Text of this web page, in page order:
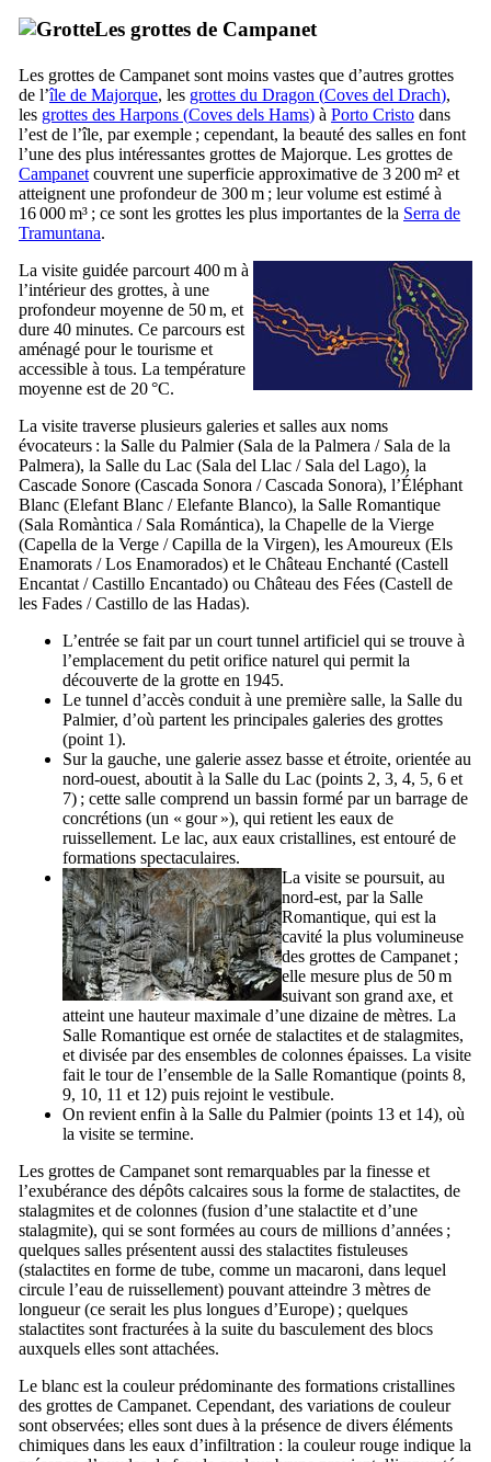
Les grottes de Campanet
Les grottes de Campanet sont moins vastes que d’autres grottes
de l’île de Majorque, les grottes du Dragon (Coves del Drach),
les grottes des Harpons (Coves dels Hams) à Porto Cristo dans
l’est de l’île, par exemple ; cependant, la beauté des salles en font
l’une des plus intéressantes grottes de Majorque. Les grottes de
Campanet couvrent une superficie approximative de 3 200 m² et
atteignent une profondeur de 300 m ; leur volume est estimé à
16 000 m³ ; ce sont les grottes les plus importantes de la Serra de
Tramuntana.
La visite guidée parcourt 400 m à
l’intérieur des grottes, à une
profondeur moyenne de 50 m, et
dure 40 minutes. Ce parcours est
aménagé pour le tourisme et
accessible à tous. La température
moyenne est de 20 °C.
La visite traverse plusieurs galeries et salles aux noms
évocateurs : la Salle du Palmier (Sala de la Palmera / Sala de la
Palmera), la Salle du Lac (Sala del Llac / Sala del Lago), la
Cascade Sonore (Cascada Sonora /Cascada Sonora), l’Éléphant
Blanc (Elefant Blanc /Elefante Blanco), la Salle Romantique
(Sala Romàntica / Sala Romántica), la Chapelle de la Vierge
(Capella de la Verge /Capilla de la Virgen), les Amoureux (Els
Enamorats /Los Enamorados) et le Château Enchanté (Castell
Encantat /Castillo Encantado) ou Château des Fées (Castell de
les Fades /Castillo de las Hadas).
L’entrée se fait par un court tunnel artificiel qui se trouve à
l’emplacement du petit orifice naturel qui permit la
découverte de la grotte en 1945.
Le tunnel d’accès conduit à une première salle, la Salle du
Palmier, d’où partent les principales galeries des grottes
(point 1).
Sur la gauche, une galerie assez basse et étroite, orientée au
nord-ouest, aboutit à la Salle du Lac (points 2, 3, 4, 5, 6 et
7) ; cette salle comprend un bassin formé par un barrage de
concrétions (un « gour »), qui retient les eaux de
ruissellement. Le lac, aux eaux cristallines, est entouré de
formations spectaculaires.
La visite se poursuit, au
nord-est, par la Salle
Romantique, qui est la
cavité la plus volumineuse
des grottes de Campanet ;
elle mesure plus de 50 m
suivant son grand axe, et
atteint une hauteur maximale d’une dizaine de mètres. La
Salle Romantique est ornée de stalactites et de stalagmites,
et divisée par des ensembles de colonnes épaisses. La visite
fait le tour de l’ensemble de la Salle Romantique (points 8,
9, 10, 11 et 12) puis rejoint le vestibule.
On revient enfin à la Salle du Palmier (points 13 et 14), où
la visite se termine.
Les grottes de Campanet sont remarquables par la finesse et
l’exubérance des dépôts calcaires sous la forme de stalactites, de
stalagmites et de colonnes (fusion d’une stalactite et d’une
stalagmite), qui se sont formées au cours de millions d’années ;
quelques salles présentent aussi des stalactites fistuleuses
(stalactites en forme de tube, comme un macaroni, dans lequel
circule l’eau de ruissellement) pouvant atteindre 3 mètres de
longueur (ce serait les plus longues d’Europe) ; quelques
stalactites sont fracturées à la suite du basculement des blocs
auxquels elles sont attachées.
Le blanc est la couleur prédominante des formations cristallines
des grottes de Campanet. Cependant, des variations de couleur
sont observées; elles sont dues à la présence de divers éléments
chimiques dans les eaux d’infiltration : la couleur rouge indique la